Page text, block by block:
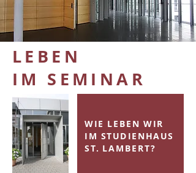
LEBEN
IM SEMINAR
WIE LEBEN WIR
IM STUDIENHAUS
ST. LAMBERT?